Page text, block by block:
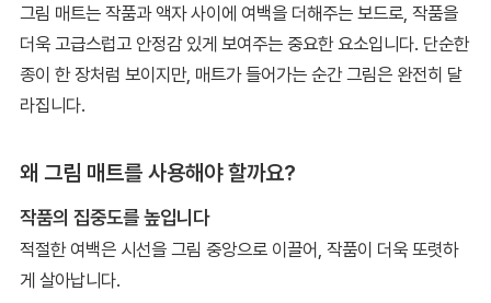
그림 매트는 작품과 액자 사이에 여백을 더해주는 보드로, 작품을
더욱 고급스럽고 안정감 있게 보여주는 중요한 요소입니다. 단순한
종이 한 장처럼 보이지만, 매트가 들어가는 순간 그림은 완전히 달
라집니다.
왜 그림 매트를 사용해야 할까요?
작품의 집중도를 높입니다
적절한 여백은 시선을 그림 중앙으로 이끌어, 작품이 더욱 또렷하
게 살아납니다.